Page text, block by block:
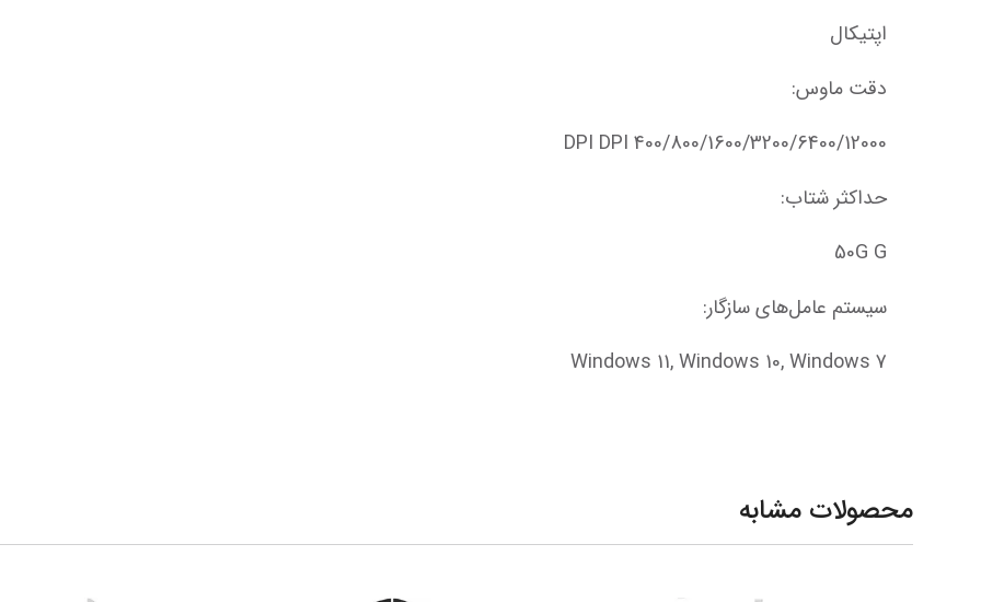
اپتیکال
دقت ماوس:
400/800/1600/3200/6400/12000 DPI DPI
حداکثر شتاب:
50G G
سیستم‌ عامل‌های سازگار:
Windows 11, Windows 10, Windows 7
محصولات مشابه